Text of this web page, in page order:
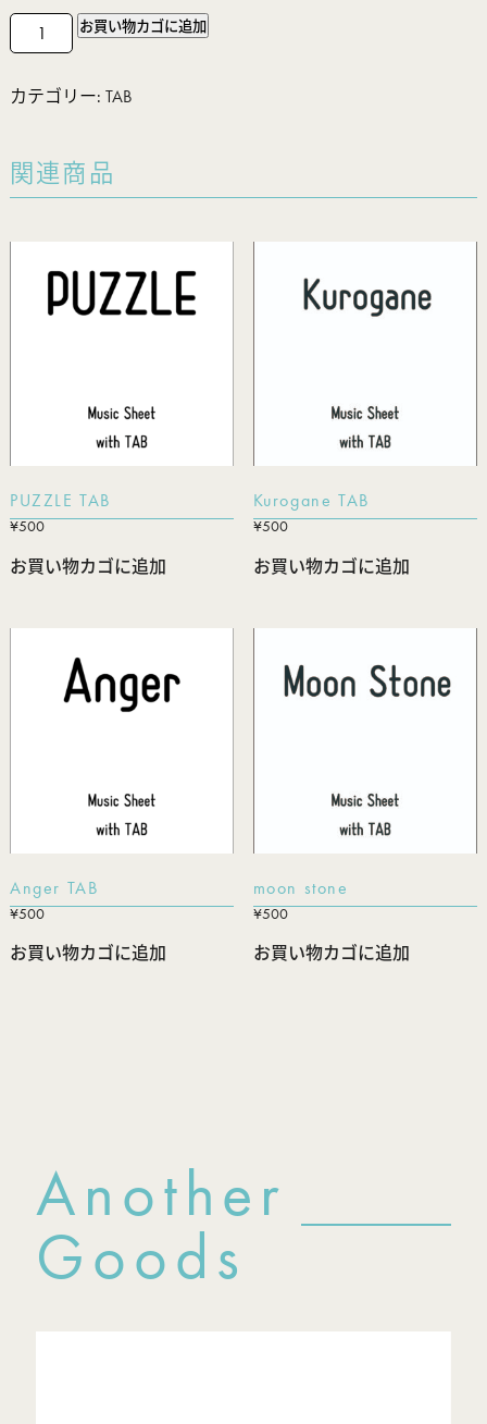
BLUE
個
お買い物カゴに追加
カテゴリー: TAB
関連商品
PUZZLE TAB
¥500
お買い物カゴに追加
Kurogane TAB
¥500
お買い物カゴに追加
Anger TAB
¥500
お買い物カゴに追加
moon stone
¥500
お買い物カゴに追加
Another
Goods